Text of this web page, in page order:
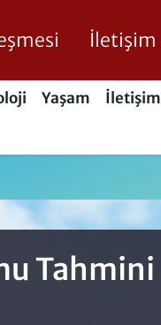
İletişim
Yaşam İletişim
Tahmini